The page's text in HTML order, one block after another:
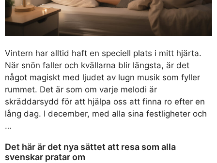
Vintern har alltid haft en speciell plats i mitt hjärta.
När snön faller och kvällarna blir längsta, är det
något magiskt med ljudet av lugn musik som fyller
rummet. Det är som om varje melodi är
skräddarsydd för att hjälpa oss att finna ro efter en
lång dag. I december, med alla sina festligheter och
…
Det här är det nya sättet att resa som alla
svenskar pratar om